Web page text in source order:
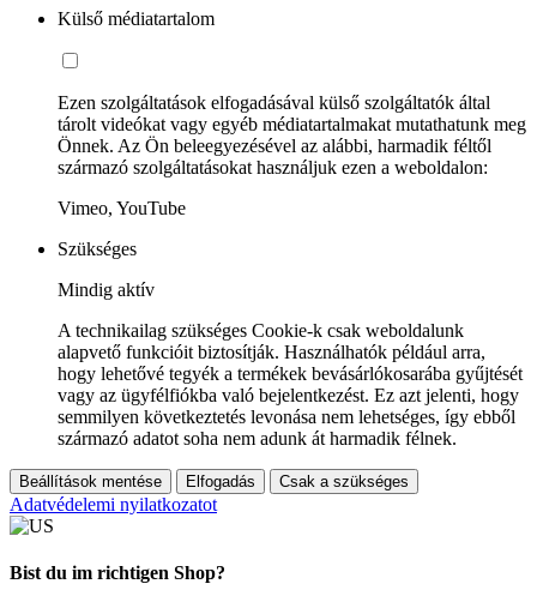
Külső médiatartalom
Ezen szolgáltatások elfogadásával külső szolgáltatók által
tárolt videókat vagy egyéb médiatartalmakat mutathatunk meg
Önnek. Az Ön beleegyezésével az alábbi, harmadik féltől
származó szolgáltatásokat használjuk ezen a weboldalon:
Vimeo, YouTube
Szükséges
Mindig aktív
A technikailag szükséges Cookie-k csak weboldalunk
alapvető funkcióit biztosítják. Használhatók például arra,
hogy lehetővé tegyék a termékek bevásárlókosarába gyűjtését
vagy az ügyfélfiókba való bejelentkezést. Ez azt jelenti, hogy
semmilyen következtetés levonása nem lehetséges, így ebből
származó adatot soha nem adunk át harmadik félnek.
Beállítások mentése Elfogadás Csak a szükséges
Adatvédelemi nyilatkozatot
Bist du im richtigen Shop?